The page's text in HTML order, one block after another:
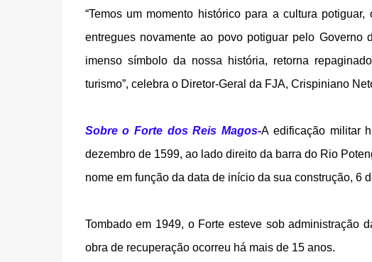
“Temos um momento histórico para a cultura
entregues novamente ao povo potiguar pelo Governo
imenso símbolo da nossa história, retorna
turismo”, celebra o Diretor-Geral da FJA, Crispiniano
Sobre o Forte dos Reis Magos-A edificação militar
dezembro de 1599, ao lado direito da barra do Rio
nome em função da data de início da sua construção,
Tombado em 1949, o Forte esteve sob administração
obra de recuperação ocorreu há mais de 15 anos.